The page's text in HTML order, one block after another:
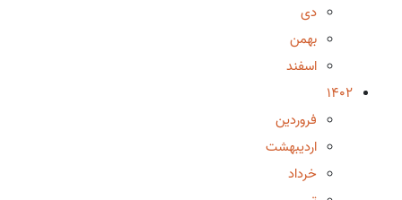
دی
بهمن
اسفند
1402
فروردین
اردیبهشت
خرداد